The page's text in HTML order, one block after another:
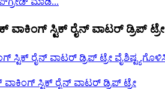
ಸ್ಟಿಕ್ ರೈನ್ ವಾಟರ್ ಡ್ರಿಪ್ ಟ್ರೇ